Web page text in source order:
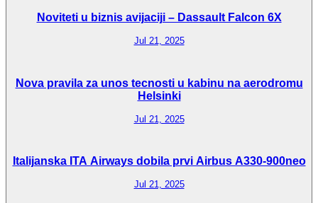
Noviteti u biznis avijaciji – Dassault Falcon 6X
Jul 21, 2025
Nova pravila za unos tecnosti u kabinu na aerodromu
Helsinki
Jul 21, 2025
Italijanska ITA Airways dobila prvi Airbus A330-900neo
Jul 21, 2025